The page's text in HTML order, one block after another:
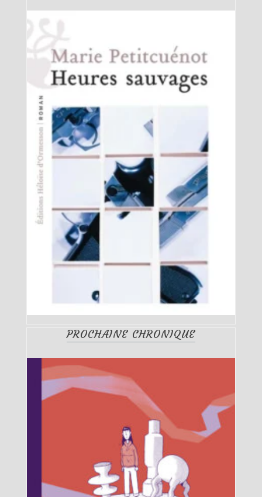
PROCHAINE CHRONIQUE